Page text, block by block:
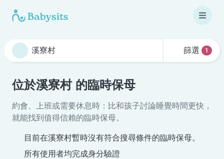
篩選 1
位於溪寮村 的臨時保母
約會、上班或需要休息時：比和孩子討論睡覺時間更快，
就能找到值得信賴的臨時保母。
目前在溪寮村暫時沒有符合搜尋條件的臨時保母。
所有使用者均完成身分驗證